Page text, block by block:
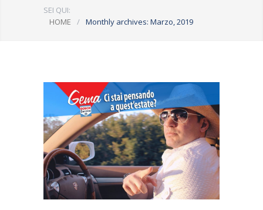
SEI QUI:
HOME
/ Monthly archives: Marzo, 2019